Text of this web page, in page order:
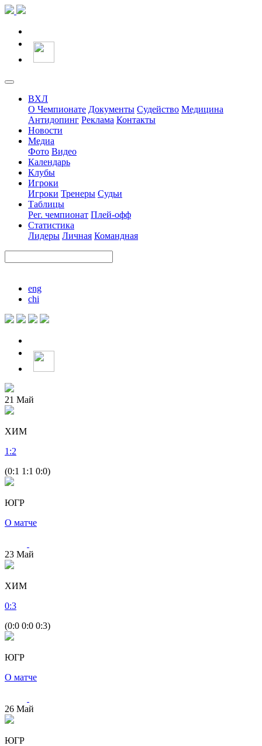
ВХЛ
О Чемпионате Документы Судейство Медицина
Антидопинг Реклама Контакты
Новости
Медиа
Фото Видео
Календарь
Клубы
Игроки
Игроки Тренеры Судьи
Таблицы
Рег. чемпионат Плей-офф
Статистика
Лидеры Личная Командная
eng
chi
21 Май
ХИМ
1 :2
(0:1 1:1 0:0)
ЮГР
О матче
23 Май
ХИМ
0:3
(0:0 0:0 0:3)
ЮГР
О матче
26 Май
ЮГР